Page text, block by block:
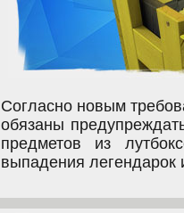
Согласно новым
обязаны
предметов из
выпадения